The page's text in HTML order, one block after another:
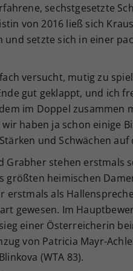
sechstgesetzte
von 2016 ließ sich
und setzte sich in einer
versucht, mutig zu
gut geklappt, und ich
im Doppel zusammen
haben ja schon einige
und Schwächen
Grabher stehen erstmals
größten heimischen
erstmals als
gewesen. Im
einer Österreicherin
von Patricia Mayr-
(WTA 83).